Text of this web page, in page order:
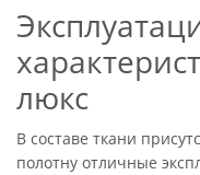
люкс
В составе ткани
полотну отличные